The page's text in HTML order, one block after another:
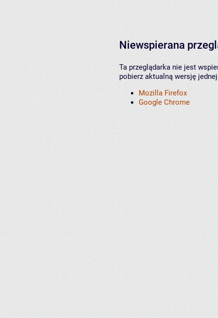
Niewspierana
Ta przeglądarka nie jest
pobierz aktualną wersję
Mozilla Firefox
Google Chrome